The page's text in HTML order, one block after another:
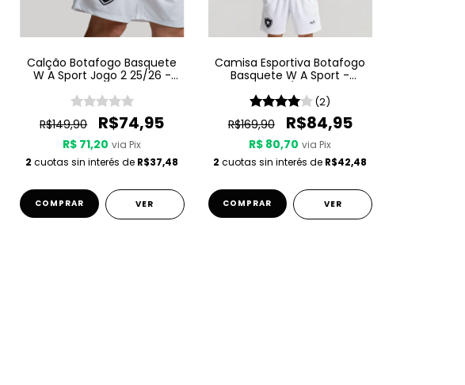
Calção Botafogo Basquete
W A Sport Jogo 2 25/26 -
R$149,90 R$74,95
R$ 71,20 via Pix
2 cuotas sin interés de R$37,48
COMPRAR VER
Camisa Esportiva Botafogo
Basquete W A Sport -
(2)
R$169,90 R$84,95
R$ 80,70 via Pix
2 cuotas sin interés de R$42,48
COMPRAR VER